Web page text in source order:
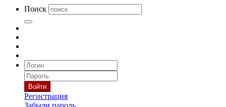
Поиск
Войти
Регистрация
Забыли пароль